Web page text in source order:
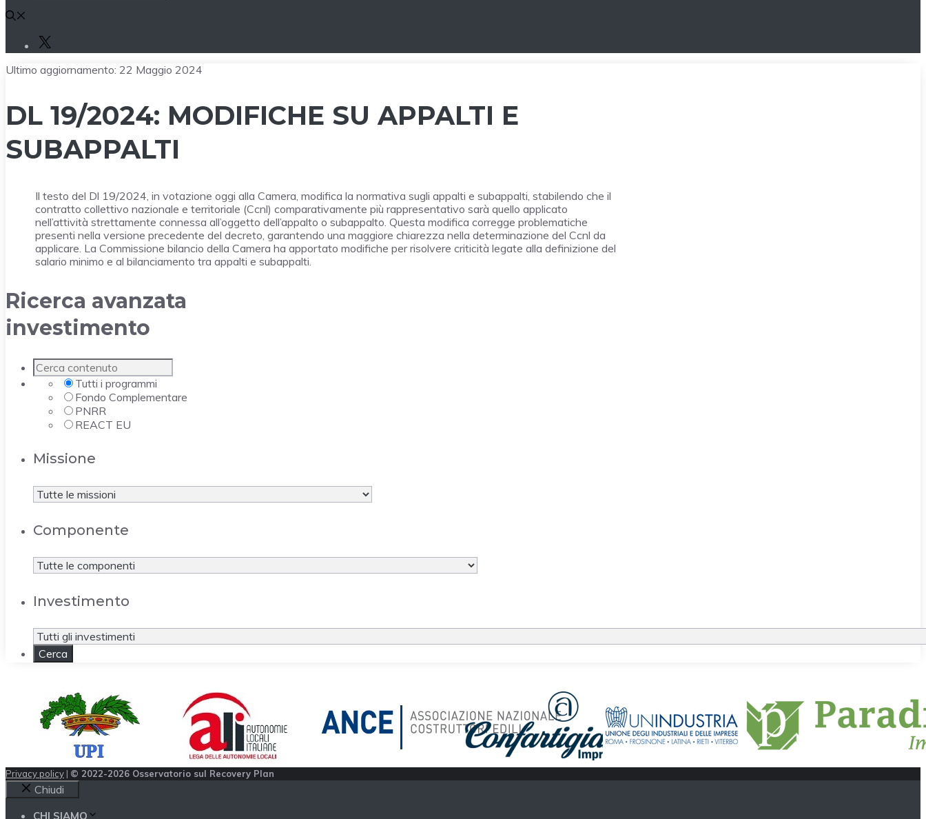
Ultimo aggiornamento: 22 Maggio 2024
DL 19/2024: MODIFICHE SU APPALTI E
SUBAPPALTI
Il testo del Dl 19/2024, in votazione oggi alla Camera, modifica la normativa sugli appalti e subappalti, stabilendo che il
contratto collettivo nazionale e territoriale (Ccnl) comparativamente più rappresentativo sarà quello applicato
nell’attività strettamente connessa all’oggetto dell’appalto o subappalto. Questa modifica corregge problematiche
presenti nella versione precedente del decreto, garantendo una maggiore chiarezza nella determinazione del Ccnl da
applicare. La Commissione bilancio della Camera ha apportato modifiche per risolvere criticità legate alla definizione del
salario minimo e al bilanciamento tra appalti e subappalti.
Ricerca avanzata
investimento
Tutti i programmi
Fondo Complementare
PNRR
REACT EU
Missione
Componente
Investimento
Privacy policy | © 2022-2026 Osservatorio sul Recovery Plan
Chiudi
CHI SIAMO